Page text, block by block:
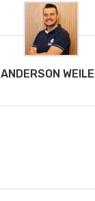
ANDERSON